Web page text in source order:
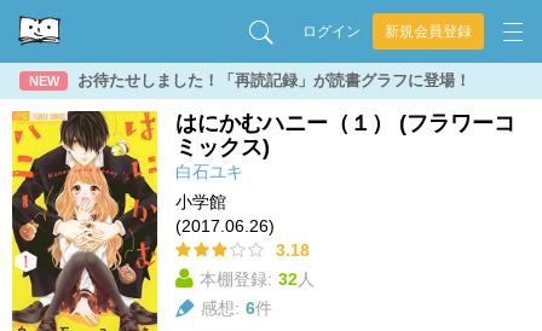
ログイン 新規会員登録
NEW お待たせしました！「再読記録」が読書グラフに登場！
はにかむハニー（１） (フラワーコ
ミックス)
白石ユキ
小学館
(2017.06.26)
3.18
本棚登録: 32人
感想: 6件